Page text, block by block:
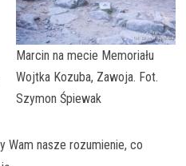
Marcin na mecie Memoriału
Wojtka Kozuba, Zawoja. Fot.
Szymon Śpiewak
Wam nasze rozumienie, co